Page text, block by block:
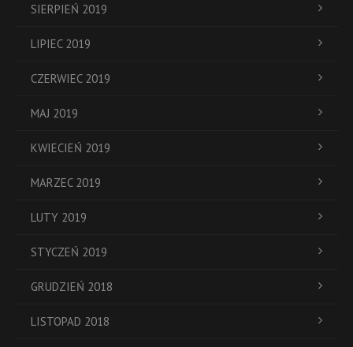
SIERPIEŃ 2019
LIPIEC 2019
CZERWIEC 2019
MAJ 2019
KWIECIEŃ 2019
MARZEC 2019
LUTY 2019
STYCZEŃ 2019
GRUDZIEŃ 2018
LISTOPAD 2018